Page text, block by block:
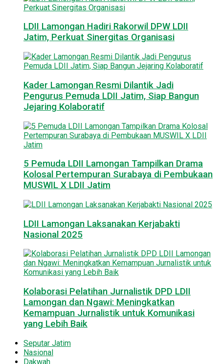
LDII Lamongan Hadiri Rakorwil DPW LDII
Jatim, Perkuat Sinergitas Organisasi
Kader Lamongan Resmi Dilantik Jadi
Pengurus Pemuda LDII Jatim, Siap Bangun
Jejaring Kolaboratif
5 Pemuda LDII Lamongan Tampilkan Drama
Kolosal Pertempuran Surabaya di Pembukaan
MUSWIL X LDII Jatim
LDII Lamongan Laksanakan Kerjabakti
Nasional 2025
Kolaborasi Pelatihan Jurnalistik DPD LDII
Lamongan dan Ngawi: Meningkatkan
Kemampuan Jurnalistik untuk Komunikasi
yang Lebih Baik
Seputar Jatim
Nasional
Dakwah